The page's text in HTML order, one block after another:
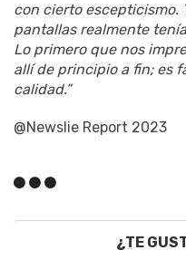
con cierto escepticismo.
pantallas realmente
Lo primero que nos
allí de principio a fin; es
calidad.”
@Newslie Report 2023
¿TE